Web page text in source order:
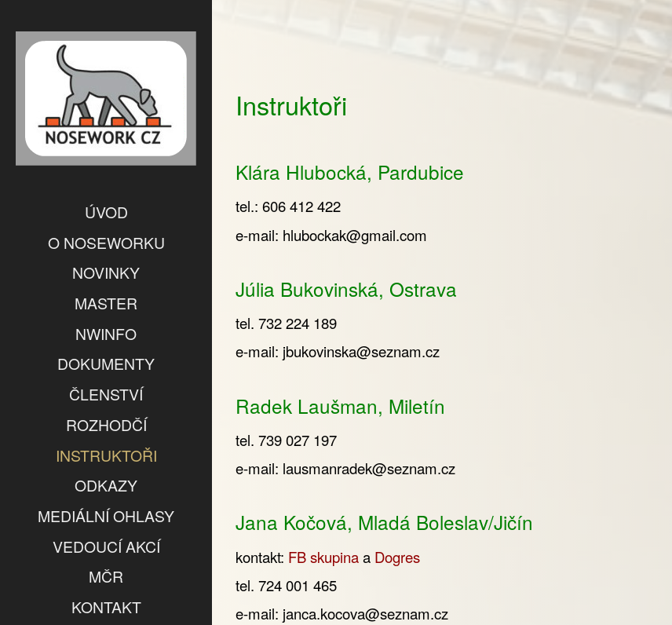
ÚVOD
O NOSEWORKU
NOVINKY
MASTER
NWINFO
DOKUMENTY
ČLENSTVÍ
ROZHODČÍ
INSTRUKTOŘI
ODKAZY
MEDIÁLNÍ OHLASY
VEDOUCÍ AKCÍ
MČR
KONTAKT
Instruktoři
Klára Hlubocká, Pardubice
tel.: 606 412 422
e-mail: hlubockak@gmail.com
Júlia Bukovinská, Ostrava
tel. 732 224 189
e-mail: jbukovinska@seznam.cz
Radek Laušman, Miletín
tel. 739 027 197
e-mail: lausmanradek@seznam.cz
Jana Kočová, Mladá Boleslav/Jičín
kontakt: FB skupinaa Dogres
tel. 724 001 465
e-mail: janca.kocova@seznam.cz